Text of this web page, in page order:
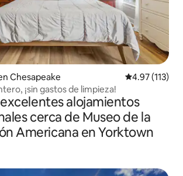
Chesapeake Calificación
4.97 (113)
¡sin gastos de limpieza!
alojamientos
cerca de Museo de la
Americana en Yorktown